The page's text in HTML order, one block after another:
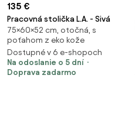
135 €
Pracovná stolička L.A. - Sivá
75×60×52 cm, otočná, s
poťahom z eko kože
Dostupné v 6 e-shopoch
Na odoslanie o 5 dní
Doprava zadarmo